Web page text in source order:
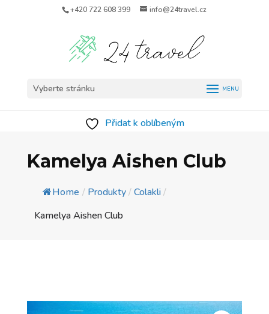
+420 722 608 399 info@24travel.cz
Vyberte stránku
Přidat k oblíbeným
Kamelya Aishen Club
Home / Produkty/Colakli/
Kamelya Aishen Club